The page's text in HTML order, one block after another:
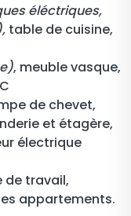
éléctriques,
table de cuisine,
, meuble vasque,
de chevet,
et étagère,
électrique
de travail,
appartements.